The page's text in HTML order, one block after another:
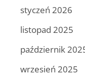
styczeń 2026
listopad 2025
październik
wrzesień 2025